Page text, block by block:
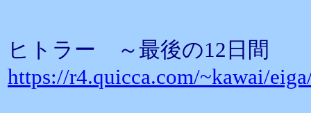
ヒトラー ～最後の12日間
https://r4.quicca.com/~kawai/